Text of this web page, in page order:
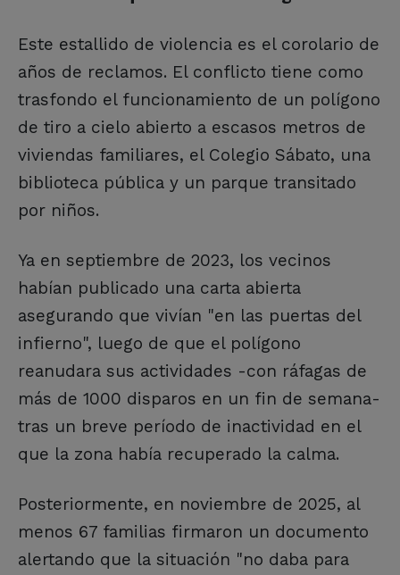
Este estallido de violencia es el corolario de
años de reclamos. El conflicto tiene como
trasfondo el funcionamiento de un polígono
de tiro a cielo abierto a escasos metros de
viviendas familiares, el Colegio Sábato, una
biblioteca pública y un parque transitado
por niños.
Ya en septiembre de 2023, los vecinos
habían publicado una carta abierta
asegurando que vivían "en las puertas del
infierno", luego de que el polígono
reanudara sus actividades -con ráfagas de
más de 1000 disparos en un fin de semana-
tras un breve período de inactividad en el
que la zona había recuperado la calma.
Posteriormente, en noviembre de 2025, al
menos 67 familias firmaron un documento
alertando que la situación "no daba para